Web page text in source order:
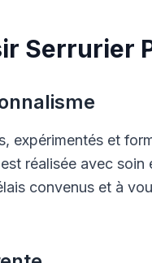
Serrurier
expérimentés et
réalisée avec
convenus et à